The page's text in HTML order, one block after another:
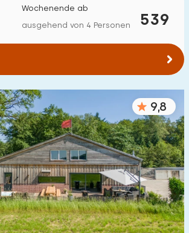
(max. km):
1
88
99
146
539
Wochenende ab
ausgehend von 4 Personen
9,8